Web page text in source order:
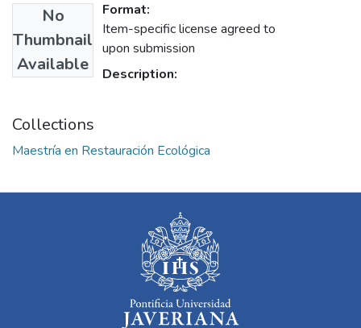
No
Thumbnail
Available
Format:
Item-specific license agreed to
upon submission
Description:
Collections
Maestría en Restauración Ecológica